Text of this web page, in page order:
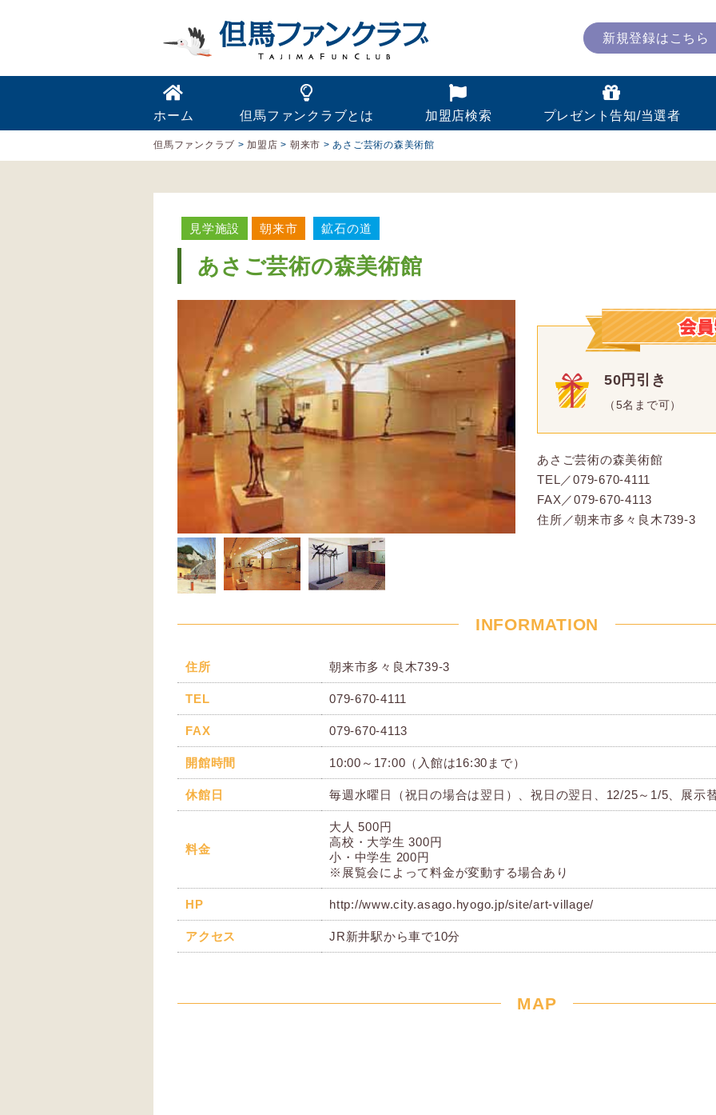
新規登録はこちら
ホーム 但馬ファンクラブとは 加盟店検索 プレゼント告知/当選者
但馬ファンクラブ >加盟店 > 朝来市 >あさご芸術の森美術館
見学施設 朝来市 鉱石の道
あさご芸術の森美術館
50円引き
（5名まで可）
あさご芸術の森美術館
TEL／079-670-4111
FAX／079-670-4113
住所／朝来市多々良木739-3
INFORMATION
住所 朝来市多々良木739-3
TEL 079-670-4111
FAX 079-670-4113
開館時間 10:00～17:00（入館は16:30まで）
休館日 毎週水曜日（祝日の場合は翌日）、祝日の翌日、12/25～1/5、展示
料金
大人 500円
高校・大学生 300円
小・中学生 200円
※展覧会によって料金が変動する場合あり
HP http://www.city.asago.hyogo.jp/site/art-village/
アクセス JR新井駅から車で10分
MAP